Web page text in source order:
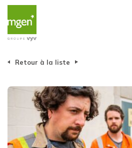
Retour à la liste